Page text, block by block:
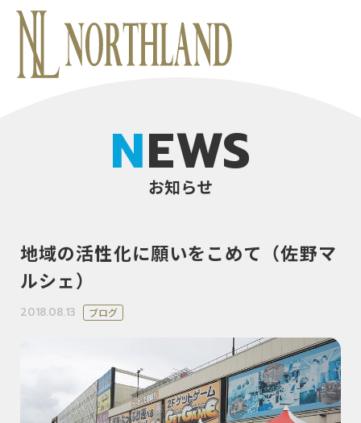
NEWS
お知らせ
地域の活性化に願いをこめて（佐野マ
ルシェ）
2018.08.13 ブログ